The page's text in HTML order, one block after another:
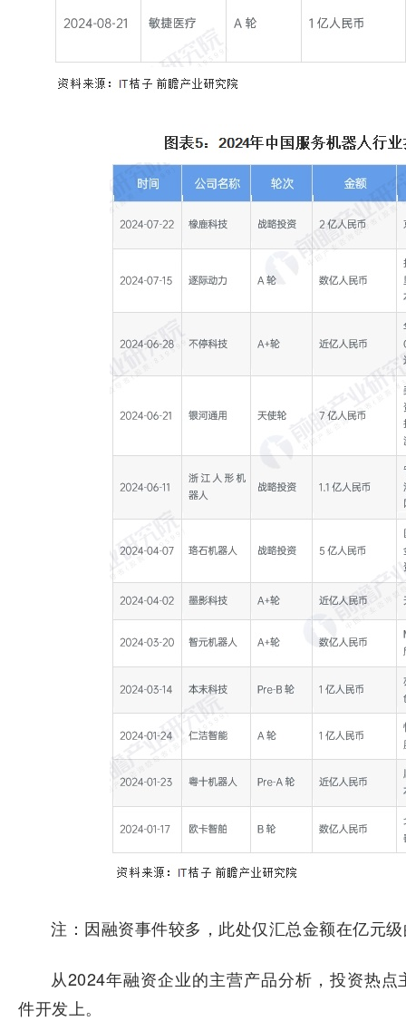
注：因融资事件较多，此处仅汇总金额在亿元
从2024年融资企业的主营产品分析，投资热
件开发上。